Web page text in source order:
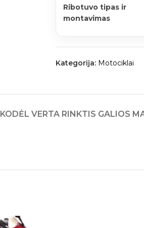
Ribotuvo tipas ir
montavimas
Kategorija: Motociklai
KODĖL VERTA RINKTIS GALIOS